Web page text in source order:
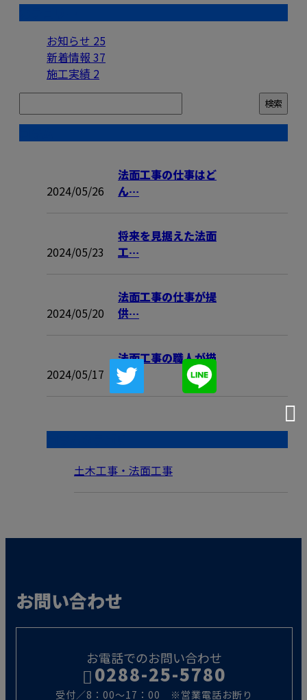
お知らせ 25
新着情報 37
施工実績 2
2024/05/26
法面工事の仕事はど
ん…
2024/05/23
将来を見据えた法面
工…
2024/05/20
法面工事の仕事が提
供…
2024/05/17
法面工事の職人が描
く…
土木工事・法面工事
お問い合わせ
お電話でのお問い合わせ
0288-25-5780
受付／8：00～17：00 ※営業電話お断り